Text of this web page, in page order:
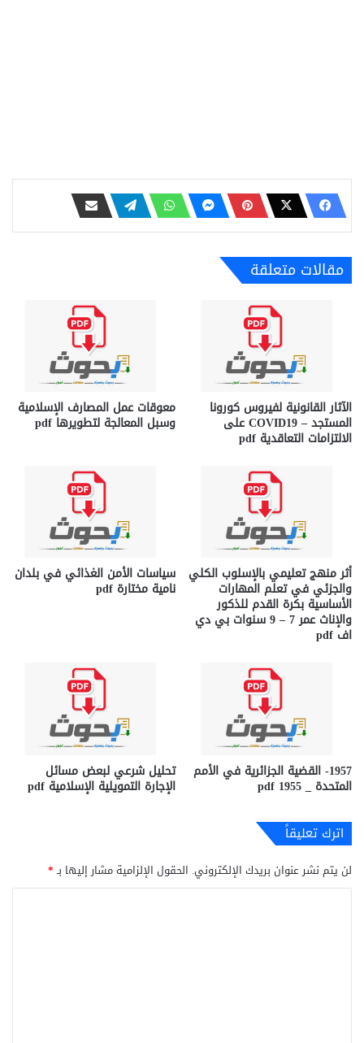
مقالات متعلقة
الآثار القانونية لفيروس كورونا
المستجد – COVID19 على
الالتزامات التعاقدية pdf
معوقات عمل المصارف الإسلامية
وسبل المعالجة لتطويرها pdf
أثر منهج تعليمي بالإسلوب الكلي
والجزئي في تعلم المهارات
الأساسية بكرة القدم للذكور
والإناث عمر 7 – 9 سنوات بي دي
اف pdf
سياسات الأمن الغذائي في بلدان
نامية مختارة pdf
1957- القضية الجزائرية في الأمم
المتحدة _ 1955 pdf
تحليل شرعي لبعض مسائل
الإجارة التمويلية الإسلامية pdf
اترك تعليقاً
لن يتم نشر عنوان بريدك الإلكتروني. الحقول الإلزامية مشار إليها بـ*